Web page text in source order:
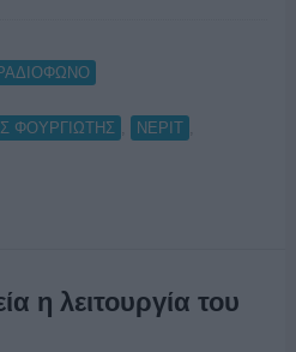
ΦΟΥΡΓΙΩΤΗΣ ΝΕΡΙΤ
η λειτουργία του